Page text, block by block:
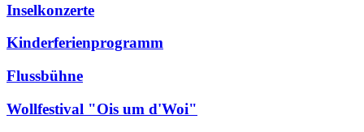
Inselkonzerte
Kinderferienprogramm
Flussbühne
Wollfestival "Ois um d'Woi"